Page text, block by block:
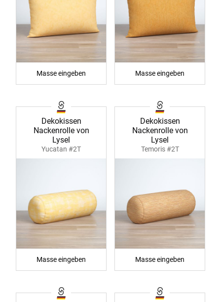
Masse eingeben Masse eingeben
Dekokissen
Nackenrolle von
Lysel
Yucatan #2T
Masse eingeben
Dekokissen
Nackenrolle von
Lysel
Temoris #2T
Masse eingeben